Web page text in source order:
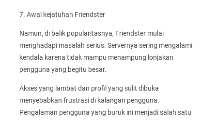
7. Awal kejatuhan Friendster
Namun, di balik popularitasnya, Friendster mulai
menghadapi masalah serius. Servernya sering mengalami
kendala karena tidak mampu menampung lonjakan
pengguna yang begitu besar.
Akses yang lambat dan profil yang sulit dibuka
menyebabkan frustrasi di kalangan pengguna.
Pengalaman pengguna yang buruk ini menjadi salah satu